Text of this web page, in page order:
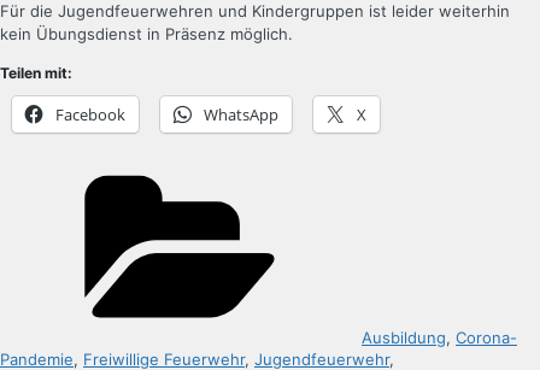
Für die Jugendfeuerwehren und Kindergruppen ist leider weiterhin
kein Übungsdienst in Präsenz möglich.
Teilen mit:
Facebook WhatsApp X
Ausbildung, Corona-
Pandemie, Freiwillige Feuerwehr, Jugendfeuerwehr,